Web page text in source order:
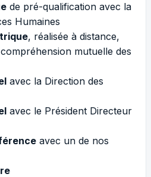
de pré-qualification avec la
Humaines
, réalisée à distance,
mutuelle des
avec la Direction des
avec le Président Directeur
avec un de nos